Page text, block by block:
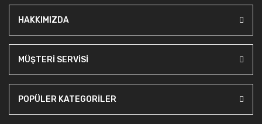
HAKKIMIZDA
MÜŞTERİ SERVİSİ
POPÜLER KATEGORİLER